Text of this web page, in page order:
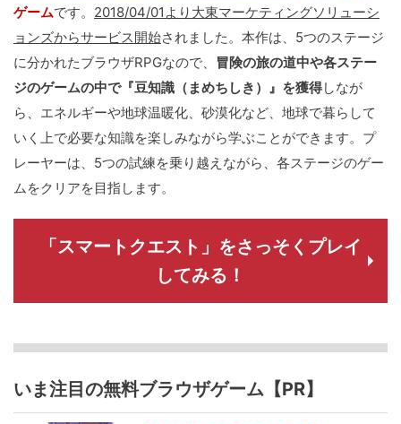
ゲームです。 2018/04/01より大東マーケティングソリューシ
ョンズからサービス開始されました。本作は、5つのステージ
に分かれたブラウザRPGなので、
冒険の旅の道中や各ステー
ジのゲームの中で『豆知識（まめちしき）』を獲得しなが
ら、エネルギーや地球温暖化、砂漠化など、地球で暮らして
いく上で必要な知識を楽しみながら学ぶことができます。プ
レーヤーは、5つの試練を乗り越えながら、各ステージのゲー
ムをクリアを目指します。
「スマートクエスト」をさっそくプレイ
してみる！
いま注目の無料ブラウザゲーム【PR】